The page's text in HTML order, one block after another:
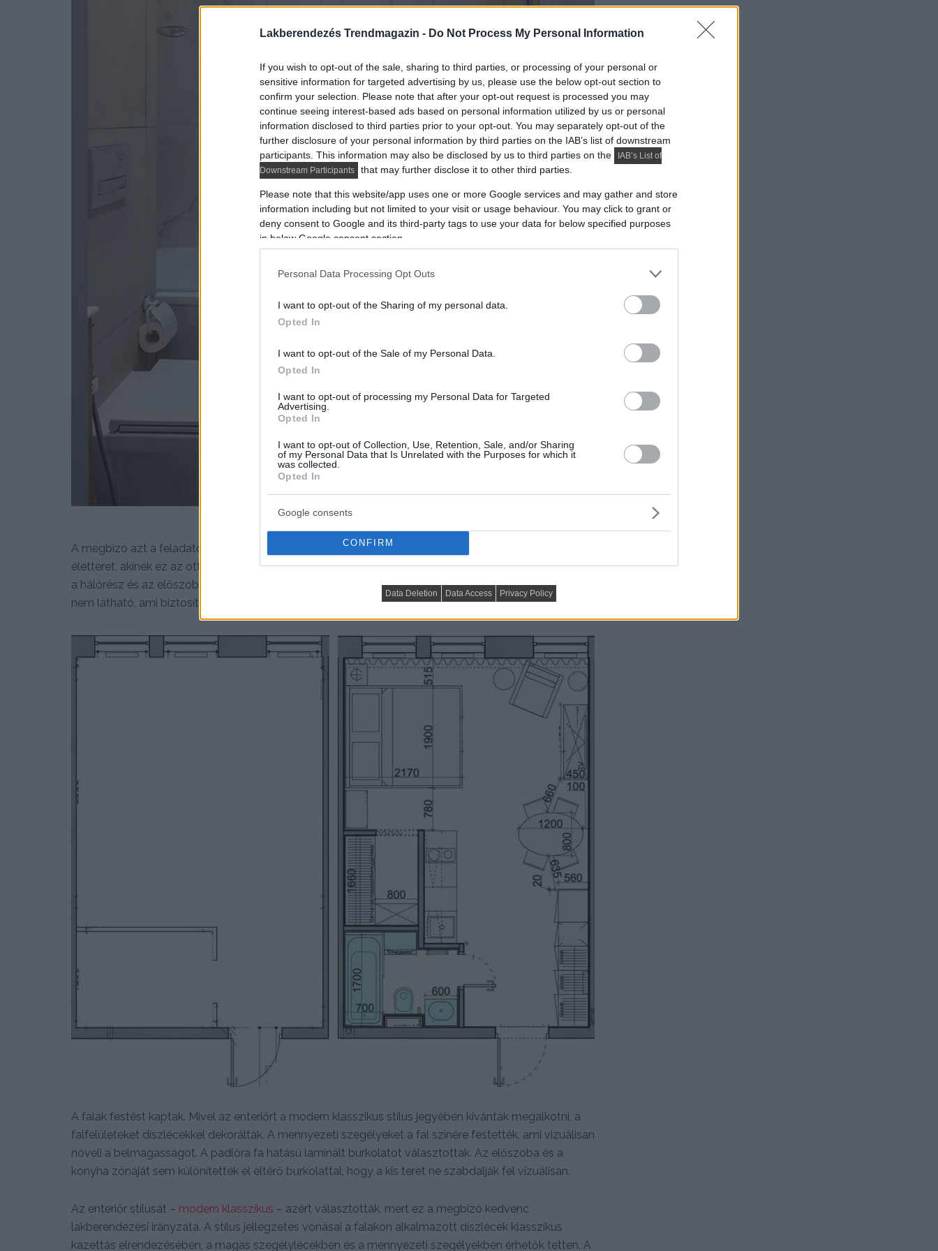
Lakberendezés Trendmagazin - Do Not Process My Personal Information
If you wish to opt-out of the sale, sharing to third parties, or processing of your personal or
sensitive information for targeted advertising by us, please use the below opt-out section to
confirm your selection. Please note that after your opt-out request is processed you may
continue seeing interest-based ads based on personal information utilized by us or personal
information disclosed to third parties prior to your opt-out. You may separately opt-out of the
further disclosure of your personal information by third parties on the IAB’s list of downstream
participants. This information may also be disclosed by us to third parties on the
IAB’s List of
Downstream Participants
that may further disclose it to other third parties.
Please note that this website/app uses one or more Google services and may gather and store
information including but not limited to your visit or usage behaviour. You may click to grant or
deny consent to Google and its third-party tags to use your data for below specified purposes
in below Google consent section.
Personal Data Processing Opt Outs
I want to opt-out of the Sharing of my personal data.
Opted In
I want to opt-out of the Sale of my Personal Data.
Opted In
I want to opt-out of processing my Personal Data for Targeted
Advertising.
Opted In
I want to opt-out of Collection, Use, Retention, Sale, and/or Sharing
of my Personal Data that Is Unrelated with the Purposes for which it
was collected.
Opted In
Google consents
CONFIRM
Data Deletion Data Access Privacy Policy
A megbízó azt a feladatot adta a lakberendezőnek, hogy egyetlen személy számára tervezzen
életteret, akinek ez az otthon elsősorban az alvás és a hétvégi pihenés színtere. A konyha, az étkező,
a hálórész és az előszoba egyetlen közös térbe került, válaszfalak nélkül. Az alvó zóna a bejárattól
nem látható, ami biztosít egy minimális privát szférát.
A falak festést kaptak. Mivel az enteriőrt a modern klasszikus stílus jegyében kívánták megalkotni, a
falfelületeket díszlécekkel dekorálták. A mennyezeti szegélyeket a fal színére festették, ami vizuálisan
növeli a belmagasságot. A padlóra fa hatású laminált burkolatot választottak. Az előszoba és a
konyha zónáját sem különítették el eltérő burkolattal, hogy a kis teret ne szabdalják fel vizuálisan.
Az enteriőr stílusát – modern klasszikus – azért választották, mert ez a megbízó kedvenc
lakberendezési irányzata. A stílus jellegzetes vonásai a falakon alkalmazott díszlécek klasszikus
kazettás elrendezésében, a magas szegélylécekben és a mennyezeti szegélyekben érhetők tetten. A